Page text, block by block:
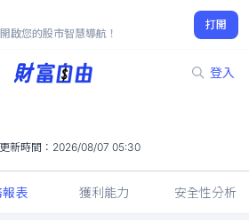
啟您的股市智慧導航！
打開
登入
15.90
0.63%
新時間： 2026/08/07 05:30
報表 獲利能力 安全性分析